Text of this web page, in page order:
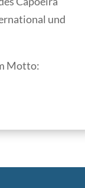
und
Motto: